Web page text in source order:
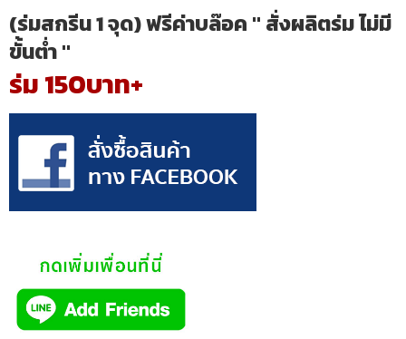
(ร่มสกรีน 1 จุด) ฟรีค่าบล๊อค " สั่งผลิตร่ม ไม่มี
ขั้นต่ำ "
ร่ม 150บาท+